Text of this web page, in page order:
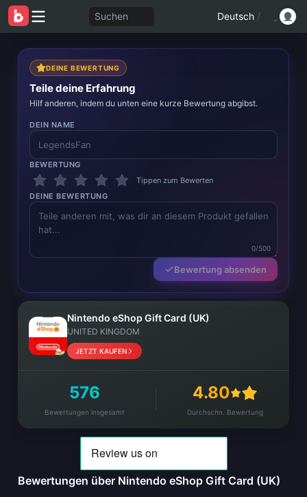
Suchen Deutsch /
DEINE BEWERTUNG
Teile deine Erfahrung
Hilf anderen, indem du unten eine kurze Bewertung abgibst.
DEIN NAME
BEWERTUNG
Tippen zum Bewerten
DEINE BEWERTUNG
0/500
Bewertung absenden
Nintendo eShop Gift Card (UK)
UNITED KINGDOM
JETZT KAUFEN
576
Bewertungen insgesamt
4.80
Durchschn. Bewertung
Bewertungen über Nintendo eShop Gift Card (UK)